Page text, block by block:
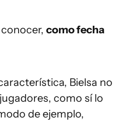
como fecha
Bielsa no
como sí lo
de ejemplo,